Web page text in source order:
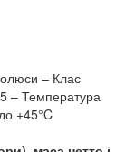
– Клас
– Температура
+45°C